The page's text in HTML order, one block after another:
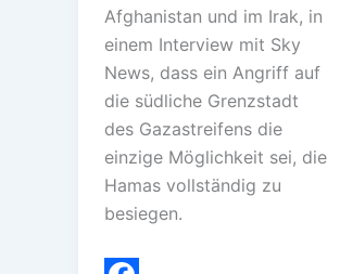
Afghanistan und im Irak, in
einem Interview mit Sky
News, dass ein Angriff auf
die südliche Grenzstadt
des Gazastreifens die
einzige Möglichkeit sei, die
Hamas vollständig zu
besiegen.